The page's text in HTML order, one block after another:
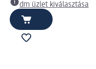
dm üzlet kiválasztása